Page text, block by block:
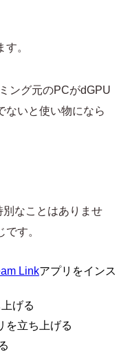
。
ング元のPCがdGPU
ないと使い物になら
なことはありませ
す。
Linkアプリをインス
げる
を立ち上げる